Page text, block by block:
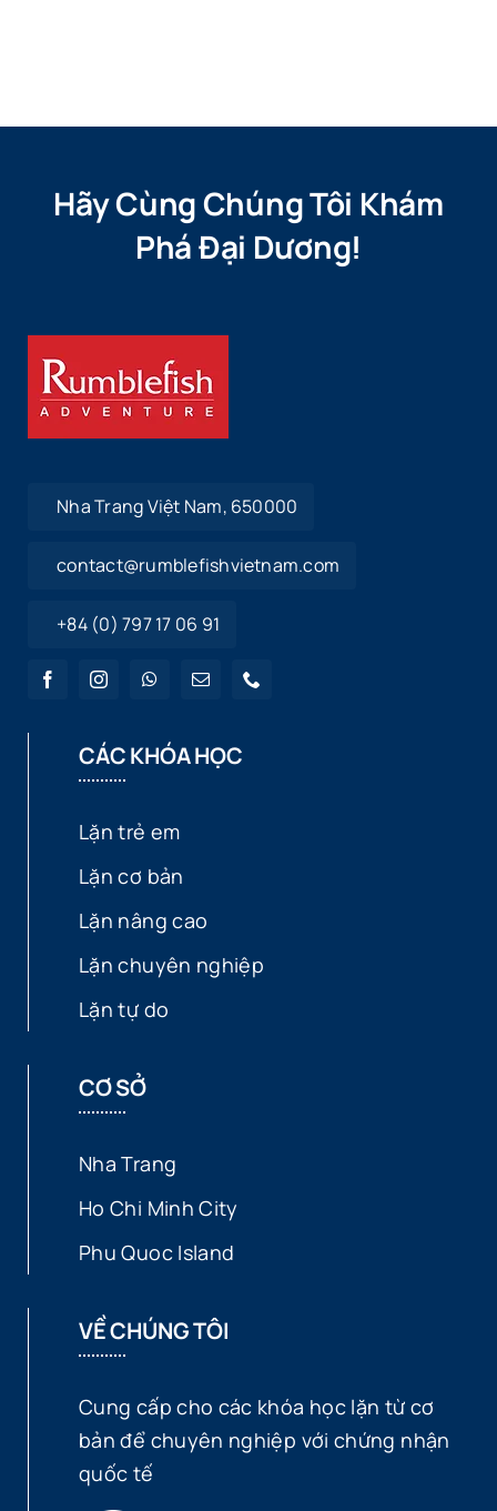
Hãy Cùng Chúng Tôi Khám
Phá Đại Dương!
Nha Trang Việt Nam, 650000
contact@rumblefishvietnam.com
+84 (0) 797 17 06 91
CÁC KHÓA HỌC
Lặn trẻ em
Lặn cơ bản
Lặn nâng cao
Lặn chuyên nghiệp
Lặn tự do
CƠ SỞ
Nha Trang
Ho Chi Minh City
Phu Quoc Island
VỀ CHÚNG TÔI
Cung cấp cho các khóa học lặn từ cơ
bản để chuyên nghiệp với chứng nhận
quốc tế